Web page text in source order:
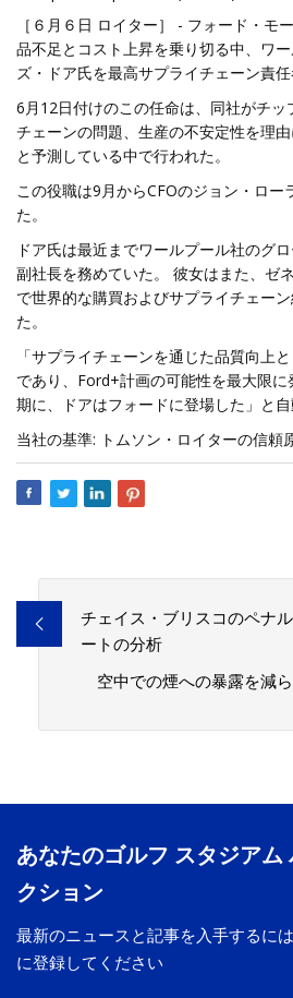
［６月６日 ロイター］ - フォード・モ
品不足とコスト上昇を乗り切る中、ワ
ズ・ドア氏を最高サプライチェーン責任
6月12日付けのこの任命は、同社がチッ
チェーンの問題、生産の不安定性を理
と予測している中で行われた。
この役職は9月からCFOのジョン・ロー
た。
ドア氏は最近までワールプール社のグ
副社長を務めていた。 彼女はまた、ゼ
で世界的な購買およびサプライチェー
た。
「サプライチェーンを通じた品質向上
であり、Ford+計画の可能性を最大限
期に、ドアはフォードに登場した」と自
当社の基準: トムソン・ロイターの信頼
チェイス・ブリスコのペナ
ートの分析
空中での煙への暴露を減
あなたのゴルフ スタジアム
クション
最新のニュースと記事を入手するに
に登録してください